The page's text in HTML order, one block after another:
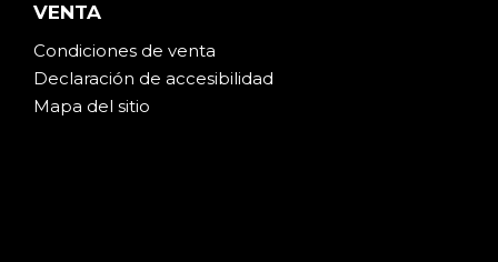
VENTA
Condiciones de venta
Declaración de accesibilidad
Mapa del sitio